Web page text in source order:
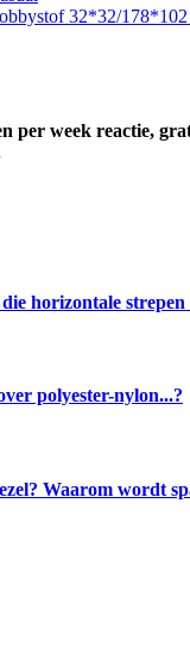
32*32/
per week reactie,
horizontale strepen
polyester-nylon...?
Waarom wordt